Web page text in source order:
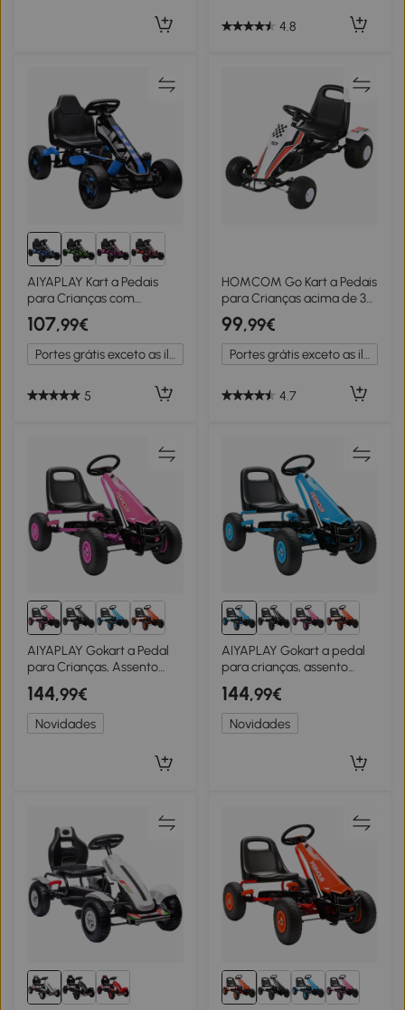
4.8
AIYAPLAY Kart a Pedais
para Crianças com
Embraiagem Automática
Travão e Rodas
Antiderrapantes em EVA
100x59x60,5 cm Azul
107,99€
Portes grátis exceto as ilhas
5
HOMCOM Go Kart a Pedais
para Crianças acima de 3
Anos Carro de Pedais
Infantil com Assento
Ajustável e Freio de Mão
104x66x57cm Branco e
99,99€
Portes grátis exceto as ilhas
4.7
AIYAPLAY Gokart a Pedal
para Crianças, Assento
Ajustável em Altura, Rodas
EVA, Freio, Embreagem, 3-
8 anos, Rosa
144,99€
Novidades
AIYAPLAY Gokart a pedal
para crianças, assento
ajustável em altura, rodas
EVA, freio, embreagem, 3-
8 anos, Azul
144,99€
Novidades